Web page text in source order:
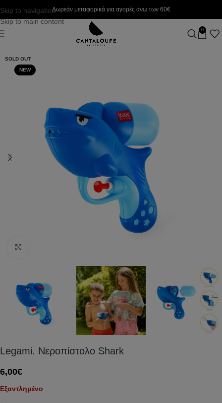
Skip to navigation
Skip to main content
Δωρεάν μεταφορικά για αγορές άνω των 60€
0
SOLD OUT
NEW
Legami. Νεροπίστολο Shark
6,00€
Εξαντλημένο